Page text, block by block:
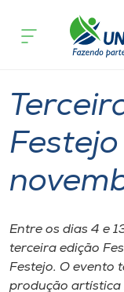
Cursos
Pesquisa
Atendimento ao
Portal de Ensino
A
acontece
Entre os dias 4 e
terceira edição
Festejo. O evento
produção artística